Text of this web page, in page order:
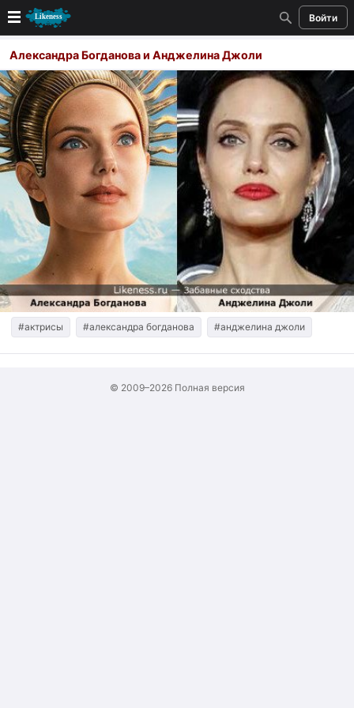
Войти
Новые
Лучшие
Голосование
Кандидаты
Случайное сходство 👍
Создать сходство
Для публикации необходима авторизация
Поиск
Александра Богданова и Анджелина Джоли
#актрисы #александра богданова #анджелина джоли
© 2009–2026 Полная версия